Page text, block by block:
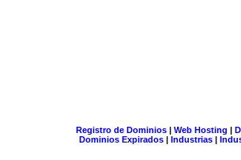
Registro de Dominios| Web Hosting |
Dominios Expirados | Industrias |